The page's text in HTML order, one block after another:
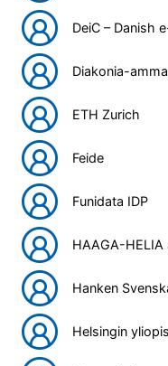
DeiC – Danish
Diakonia-
ETH Zurich
Feide
Funidata IDP
HAAGA-
Hanken
Helsingin